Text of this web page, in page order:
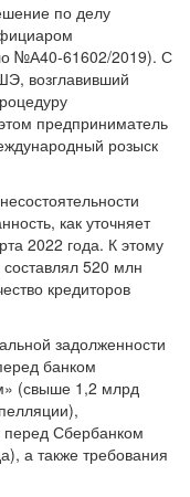
по делу
№А40-61602/2019). С
возглавивший
предприниматель
розыск
как уточняет
2022 года. К этому
520 млн
кредиторов
задолженности
банком
(свыше 1,2 млрд
Сбербанком
а также требования